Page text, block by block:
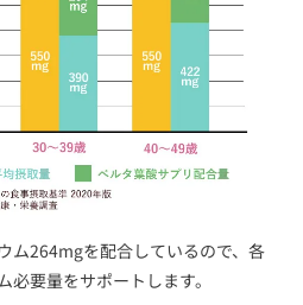
ム264mgを配合しているので、各
要量をサポートします。